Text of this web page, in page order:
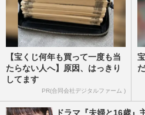
【宝くじ何年も買って一度も当
たらない人へ】原因、はっきり
してます
PR(合同会社デジタルファーム )
ドラマ『夫婦と16歳』